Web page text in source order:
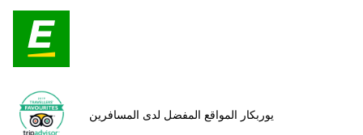
يوربكار المواقع المفضل لدى المسافرين